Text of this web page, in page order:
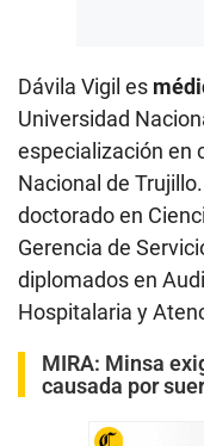
Dávila Vigil es
Universidad
especialización en
Nacional de
doctorado en
Gerencia de
diplomados en
Hospitalaria y
MIRA: Minsa
causada por